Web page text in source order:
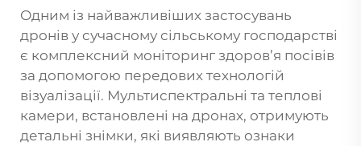
Одним із найважливіших застосувань
дронів у сучасному сільському господарстві
є комплексний моніторинг здоров’я посівів
за допомогою передових технологій
візуалізації. Мультиспектральні та теплові
камери, встановлені на дронах, отримують
детальні знімки, які виявляють ознаки